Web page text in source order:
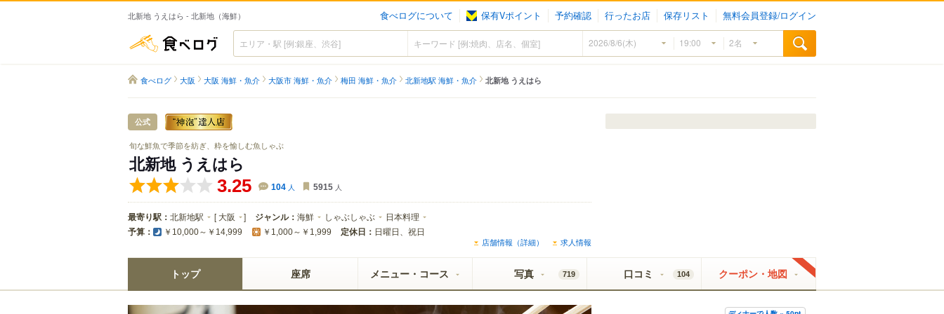
北新地 うえはら - 北新地（海鮮） 食べログについて 保有Vポイント 予約確認 行ったお店 保存リスト 無料会員登録/ログイン
食べログ
食べログ 大阪 大阪 海鮮・魚介 大阪市 海鮮・魚介 梅田 海鮮・魚介 北新地駅 海鮮・魚介 北新地 うえはら
公式
旬な鮮魚で季節を紡ぎ、粋を愉しむ魚しゃぶ
北新地 うえはら
3.25 104 人 5915 人
最寄り駅： 北新地駅 [ 大阪 ] ジャンル： 海鮮 しゃぶしゃぶ 日本料理
予算： ￥10,000～￥14,999 ￥1,000～￥1,999 定休日： 日曜日、祝日
店舗情報（詳細） 求人情報
トップ 座席 メニュー・コース 写真 719 口コミ 104 クーポン・地図